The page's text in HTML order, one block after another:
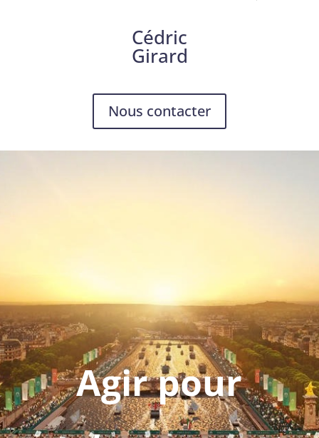
Cédric
Girard
Nous contacter
Agir pour